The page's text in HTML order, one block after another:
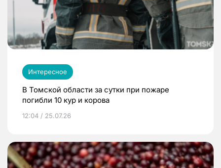
Интересное
В Томской области за сутки при пожаре
погибли 10 кур и корова
12:04 / 25.07.26